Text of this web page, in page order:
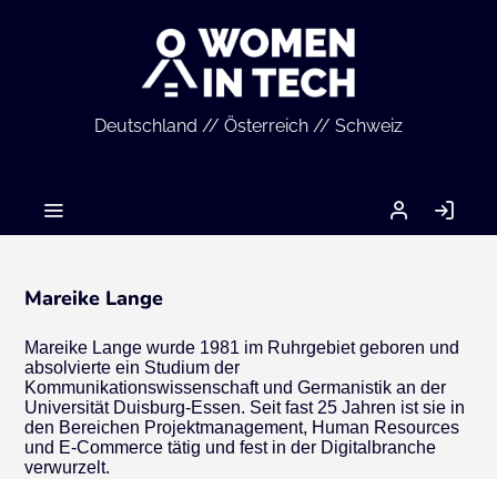
Deutschland // Österreich // Schweiz
MEIN
ACCOUNT
Mareike Lange
Mareike Lange wurde 1981 im Ruhrgebiet geboren und
absolvierte ein Studium der
Kommunikationswissenschaft und Germanistik an der
Universität Duisburg-Essen. Seit fast 25 Jahren ist sie in
den Bereichen Projektmanagement, Human Resources
und E-Commerce tätig und fest in der Digitalbranche
verwurzelt.